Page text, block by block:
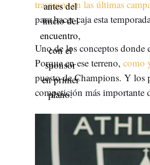
traspasos en las últimas
para hacer caja esta
Uno de los conceptos donde
Porque en ese terreno, como
puesto de Champions. Y los
competición más importante